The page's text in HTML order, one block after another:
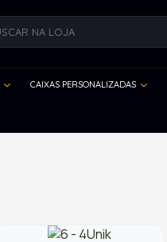
CAIXAS PERSONALIZADAS